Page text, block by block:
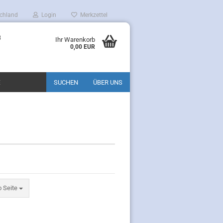
Login Merkzettel
Ihr Warenkorb
0,00 EUR
SUCHEN ÜBER UNS
Seite